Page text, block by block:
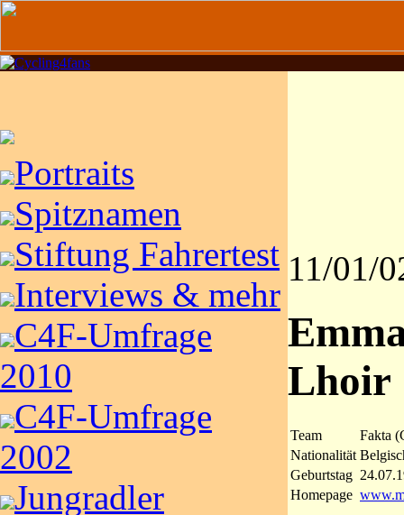
Portraits
Spitznamen
Stiftung Fahrertest
Interviews & mehr
C4F-Umfrage
2010
C4F-Umfrage
2002
Jungradler
11/01/
Lhoir
Team
Fakta
Nationalität
Geburtstag
Homepage